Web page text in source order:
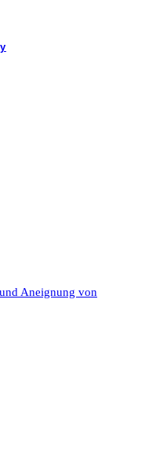
Aneignung von